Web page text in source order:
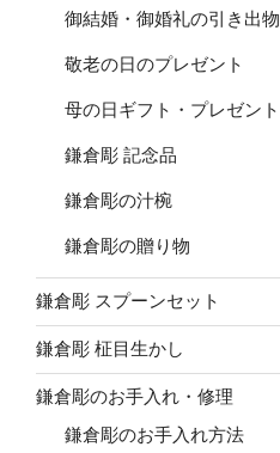
御結婚・御婚礼の引き出物
敬老の日のプレゼント
母の日ギフト・プレゼント
鎌倉彫 記念品
鎌倉彫の汁椀
鎌倉彫の贈り物
鎌倉彫 スプーンセット
鎌倉彫 柾目生かし
鎌倉彫のお手入れ・修理
鎌倉彫のお手入れ方法